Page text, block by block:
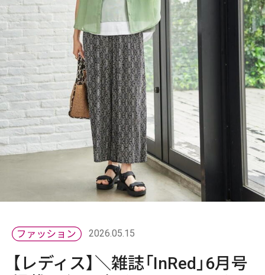
2026.05.15
【レディス】＼雑誌「InRed」6月号